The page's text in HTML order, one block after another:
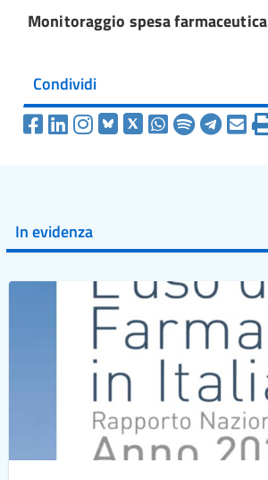
Monitoraggio spesa farmaceutica
Condividi
In evidenza